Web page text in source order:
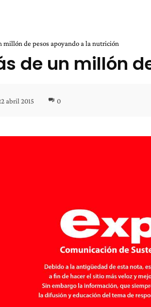
millón de pesos apoyando a la nutrición
de un millón
abril 2015 0